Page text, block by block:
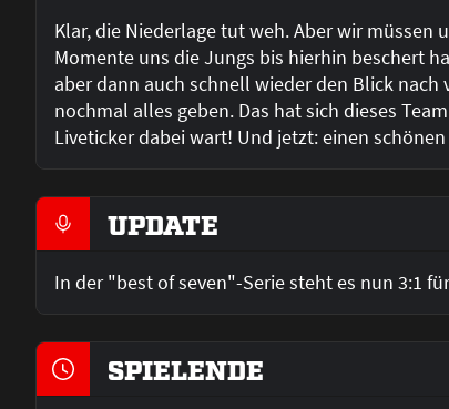
Klar, die Niederlage tut weh. Aber wir
Momente uns die Jungs bis hierhin beschert
aber dann auch schnell wieder den Blick
nochmal alles geben. Das hat sich dieses
Liveticker dabei wart! Und jetzt: einen
UPDATE
In der "best of seven"-Serie steht es nun 3:1
SPIELENDE